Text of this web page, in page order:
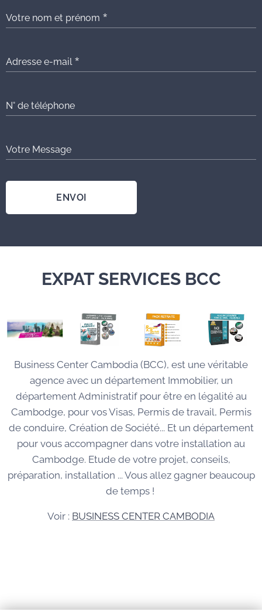
Votre nom et prénom
Adresse e-mail
N° de téléphone
Votre Message
ENVOI
EXPAT SERVICES BCC
Business Center Cambodia (BCC), est une véritable
agence avec un département Immobilier, un
département Administratif pour être en légalité au
Cambodge, pour vos Visas, Permis de travail, Permis
de conduire, Création de Société... Et un département
pour vous accompagner dans votre installation au
Cambodge. Etude de votre projet, conseils,
préparation, installation ... Vous allez gagner beaucoup
de temps !
Voir : BUSINESS CENTER CAMBODIA